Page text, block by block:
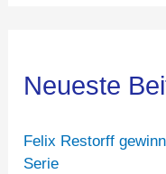
Neueste
Felix Restorff
Serie